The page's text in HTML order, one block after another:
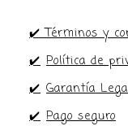
✔️ Términos y
✔️ Política de
✔️ Garantía
✔️ Pago seguro